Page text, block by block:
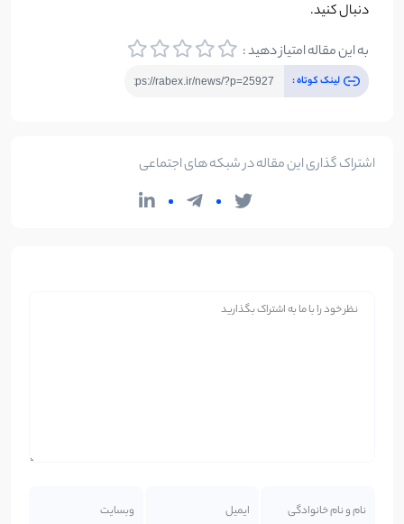
دنبال کنید.
به این مقاله امتیاز دهید :
لینک کوتاه :
اشتراک گذاری این مقاله در شبکه های اجتماعی